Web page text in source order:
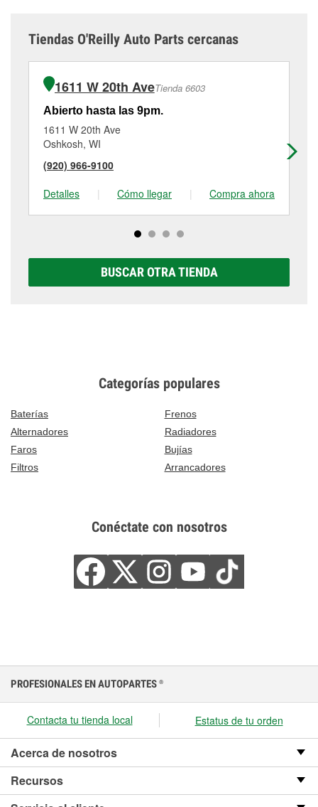
Tiendas O'Reilly Auto Parts cercanas
1611 W 20th AveTienda 6603
Abierto hasta las 9pm.
1611 W 20th Ave
Oshkosh, WI
(920) 966-9100
Detalles
| Cómo llegar | Compra ahora
BUSCAR OTRA TIENDA
Categorías populares
Baterías
Frenos
Alternadores
Radiadores
Faros
Bujías
Filtros
Arrancadores
Conéctate con nosotros
PROFESIONALES EN AUTOPARTES ®
Contacta tu tienda local Estatus de tu orden
Acerca de nosotros
Recursos